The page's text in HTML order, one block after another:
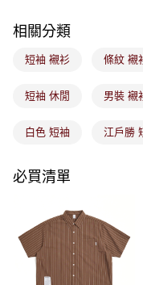
４．使用「AFTEE先享後付
請求用戶進行身份認證。
恩沛科技股份有限公司將有
免運費
付款後門市取貨
相關分類
短袖 襯衫 條紋 襯
短袖 休閒 男裝 襯
白色 短袖 江戶勝
必買清單